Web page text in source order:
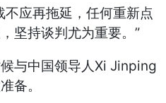
应再拖延，任何重新点
坚持谈判尤为重要。 ”
与中国领导人Xi Jinping
备。